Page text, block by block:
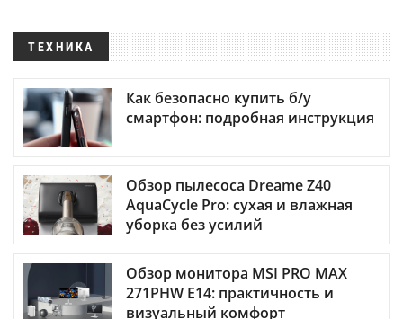
ТЕХНИКА
Как безопасно купить б/у
смартфон: подробная инструкция
Обзор пылесоса Dreame Z40
AquaCycle Pro: сухая и влажная
уборка без усилий
Обзор монитора MSI PRO MAX
271PHW E14: практичность и
визуальный комфорт